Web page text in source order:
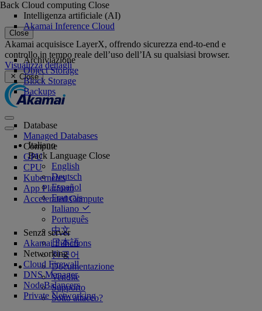
Close
Akamai acquisisce LayerX, offrendo sicurezza end-to-end e
controllo in tempo reale dell’uso dell’IA su qualsiasi browser.
Visualizza dettagli
Close
Italiano
Back Language Close
English
Deutsch
Español
Français
Italiano
Português
中文
日本語
한국어
Documentazione
Vendite
Supporto
Sotto attacco?
Back Cloud computing Close
Intelligenza artificiale (AI)
Akamai Inference Cloud
Archiviazione
Object Storage
Block Storage
Backups
Database
Managed Databases
Compute
GPU
CPU
Kubernetes
App Platform
Accelerated Compute
Senza server
Akamai Functions
Networking
Cloud Firewall
DNS Manager
NodeBalancers
Private Networking